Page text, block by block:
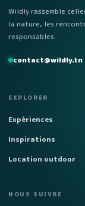
Wildly rassemble
la nature, les
responsables.
contact@wildly.tn
EXPLORER
Expériences
Inspirations
Location outdoor
NOUS SUIVRE